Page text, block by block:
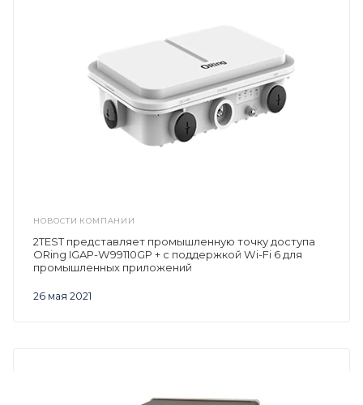
НОВОСТИ КОМПАНИИ
26 мая 2021
2TEST представляет промышленную точку доступа
ORing IGAP-W99110GP + с поддержкой Wi-Fi 6 для
промышленных приложений